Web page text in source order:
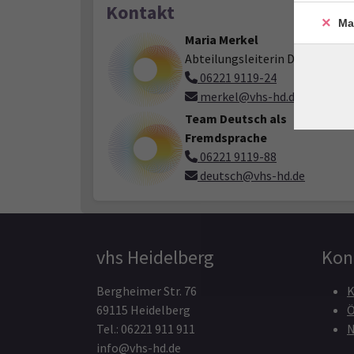
Kontakt
Maria Merkel
Abteilungsleiterin Deutsch
06221 9119-24
merkel@vhs-hd.de
Team Deutsch als
Fremdsprache
06221 9119-88
deutsch@vhs-hd.de
vhs Heidelberg
Bergheimer Str. 76
69115 Heidelberg
Tel.: 06221 911 911
info@vhs-hd.de